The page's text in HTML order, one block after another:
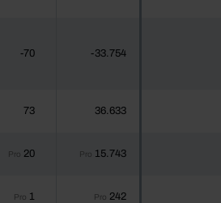
-70 -33.754
73 36.633
Pro 20 Pro 15.743
Pro 1 Pro 242